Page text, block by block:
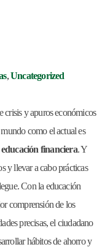
,Uncategorized
crisis y apuros económicos
como el actual es
financiera. Y
y llevar a cabo prácticas
Con la educación
comprensión de los
precisas, el ciudadano
hábitos de ahorro y